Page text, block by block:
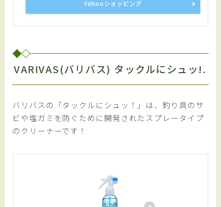
Yahooショッピング
VARIVAS(バリバス) タックルにシュッ!.
バリバスの「タックルにシュッ！」は、釣り具のサ
ビや塩ガミを防ぐために開発されたスプレータイプ
のクリーナーです！